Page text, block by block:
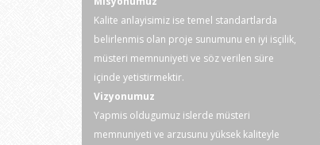
Kalite anlayisimiz ise temel standartlarda
belirlenmis olan proje sunumunu en iyi isçilik,
müsteri memnuniyeti ve söz verilen süre
içinde yetistirmektir.
Vizyonumuz
Yapmis oldugumuz islerde müsteri
memnuniyeti ve arzusunu yüksek kaliteyle